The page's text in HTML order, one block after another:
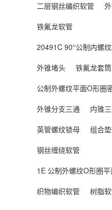
二层钢丝编织软管
铁氟龙软管
20491C 90°公制内螺
外锥堵头
铁氟龙套筒
公制外螺纹平面O形圈
外锥分支三通
内锥
英管螺纹锁母
组合
钢丝缠绕软管
1E 公制外螺纹O形圈
织物编织软管
树脂